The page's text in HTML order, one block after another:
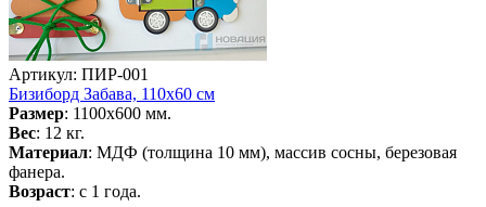
Артикул: ПИР-001
Бизиборд Забава, 110х60 см
Размер: 1100х600 мм.
Вес: 12 кг.
Материал: МДФ (толщина 10 мм), массив сосны, березовая
фанера.
Возраст: с 1 года.